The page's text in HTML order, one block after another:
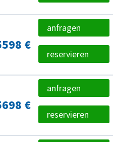
€
anfragen
reservieren
€
anfragen
reservieren